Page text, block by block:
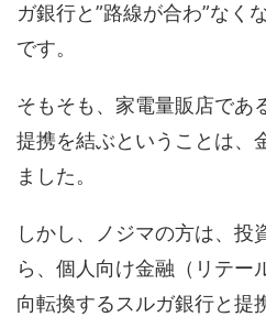
ガ銀行と”路線が合わ”なく
です。
そもそも、家電量販店であ
提携を結ぶということは、
ました。
しかし、ノジマの方は、投
ら、個人向け金融（リテー
向転換するスルガ銀行と提